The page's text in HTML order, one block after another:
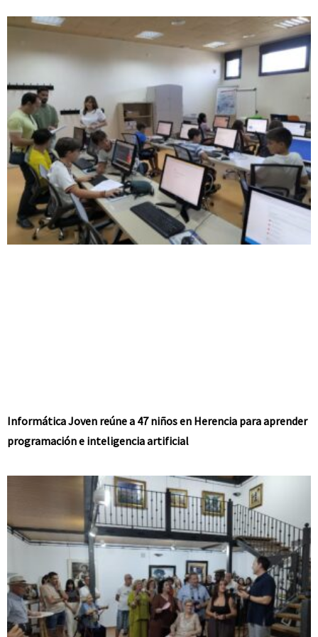
Informática Joven reúne a 47 niños en Herencia para aprender
programación e inteligencia artificial